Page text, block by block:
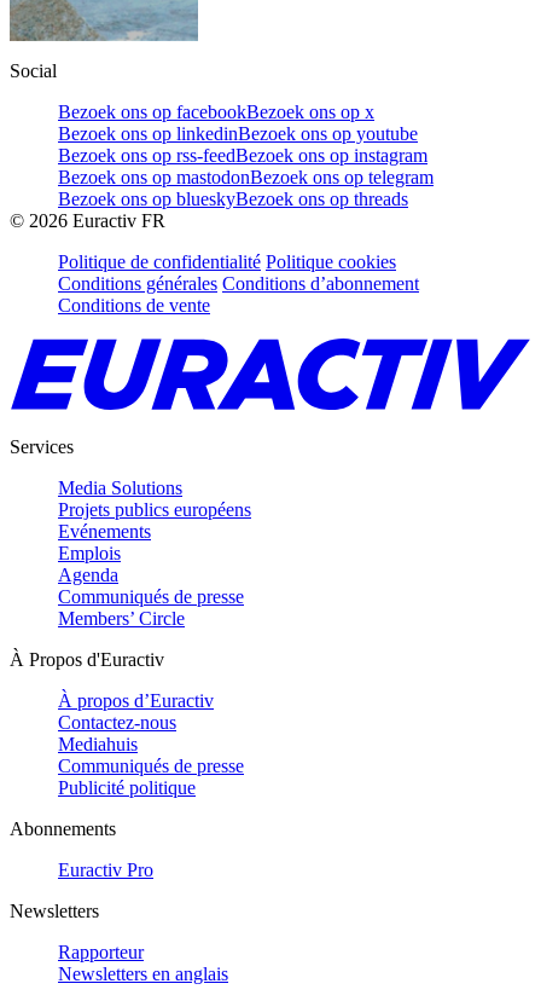
Social
Bezoek ons op facebookBezoek ons op x
Bezoek ons op linkedinBezoek ons op youtube
Bezoek ons op rss-feedBezoek ons op instagram
Bezoek ons op mastodonBezoek ons op telegram
Bezoek ons op blueskyBezoek ons op threads
© 2026 Euractiv FR
Politique de confidentialité Politique cookies
Conditions générales Conditions d’abonnement
Conditions de vente
Services
Media Solutions
Projets publics européens
Evénements
Emplois
Agenda
Communiqués de presse
Members’ Circle
À Propos d'Euractiv
À propos d’Euractiv
Contactez-nous
Mediahuis
Communiqués de presse
Publicité politique
Abonnements
Euractiv Pro
Newsletters
Rapporteur
Newsletters en anglais